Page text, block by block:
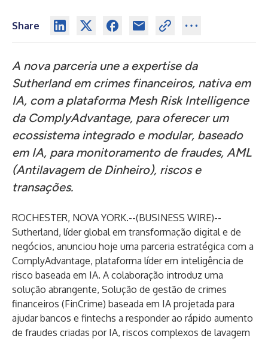
Share
A nova parceria une a expertise da
Sutherland em crimes financeiros, nativa em
IA, com a plataforma Mesh Risk Intelligence
da ComplyAdvantage, para oferecer um
ecossistema integrado e modular, baseado
em IA, para monitoramento de fraudes, AML
(Antilavagem de Dinheiro), riscos e
transações.
ROCHESTER, NOVA YORK.--(BUSINESS WIRE)--
Sutherland, líder global em transformação digital e de
negócios, anunciou hoje uma parceria estratégica com a
ComplyAdvantage, plataforma líder em inteligência de
risco baseada em IA. A colaboração introduz uma
solução abrangente, Solução de gestão de crimes
financeiros (FinCrime) baseada em IA projetada para
ajudar bancos e fintechs a responder ao rápido aumento
de fraudes criadas por IA, riscos complexos de lavagem